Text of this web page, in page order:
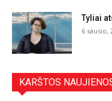
Tyliai
6 sausio,
KARŠTOS